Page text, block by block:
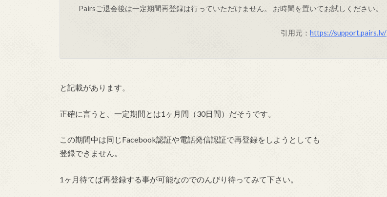
Pairsご退会後は一定期間再登録は行っていただけません。 お時間を置いてお試しください。
引用元： https://support.pairs.lv/
と記載があります。
正確に言うと、一定期間とは1ヶ月間（30日間）だそうです。
この期間中は同じFacebook認証や電話発信認証で再登録をしようとしても
登録できません。
1ヶ月待てば再登録する事が可能なのでのんびり待ってみて下さい。